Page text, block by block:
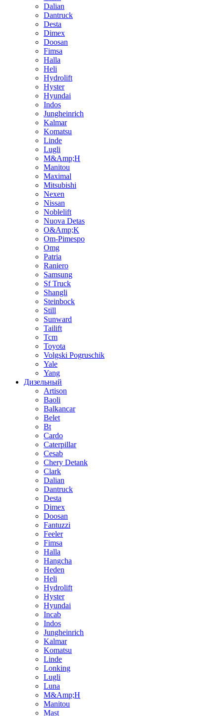
Dalian
Dantruck
Desta
Dimex
Doosan
Fimsa
Halla
Heli
Hydrolift
Hyster
Hyundai
Indos
Jungheinrich
Kalmar
Komatsu
Linde
Lugli
M&Amp;H
Manitou
Maximal
Mitsubishi
Nexen
Nissan
Noblelift
Nuova Detas
O&Amp;K
Om-Pimespo
Omg
Patria
Raniero
Samsung
Sf Truck
Shangli
Steinbock
Still
Sunward
Tailift
Tcm
Toyota
Volgski Pogruschik
Yale
Yang
Дизельный
Artison
Baoli
Balkancar
Belet
Bt
Cardo
Caterpillar
Cesab
Chery Detank
Clark
Dalian
Dantruck
Desta
Dimex
Doosan
Fantuzzi
Feeler
Fimsa
Halla
Hangcha
Heden
Heli
Hydrolift
Hyster
Hyundai
Incab
Indos
Jungheinrich
Kalmar
Komatsu
Linde
Lonking
Lugli
Luna
M&Amp;H
Manitou
Mast